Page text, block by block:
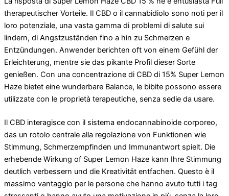
therapeutischer Vorteile. Il CBD o il cannabidiolo sono noti per il
loro potenziale, una vasta gamma di problemi di salute sui
lindern, di Angstzuständen fino a hin zu Schmerzen e
Entzündungen. Anwender berichten oft von einem Gefühl der
Erleichterung, mentre sie das pikante Profil dieser Sorte
genießen. Con una concentrazione di CBD di 15% Super Lemon
Haze bietet eine wunderbare Balance, le bibite possono essere
utilizzate con le proprietà terapeutiche, senza sedie da usare.
Il CBD interagisce con il sistema endocannabinoide corporeo,
das un rotolo centrale alla regolazione von Funktionen wie
Stimmung, Schmerzempfinden und Immunantwort spielt. Die
erhebende Wirkung of Super Lemon Haze kann Ihre Stimmung
deutlich verbessern und die Kreativität entfachen. Questo è il
massimo vantaggio per le persone che hanno avuto tutti i tag